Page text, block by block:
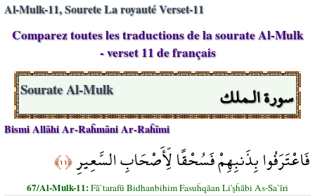
Al-Mulk-11, Sourete La royauté Verset-11
Comparez toutes les traductions de la sourate Al-Mulk
- verset 11 de français
سورة الـملك Sourate Al-Mulk
Bismi Allāhi Ar-Raĥmāni Ar-Raĥīmi
فَاعْتَرَفُوا بِذَنبِهِمْ فَسُحْقًا لِّأَصْحَابِ السَّعِيرِ﴿١١﴾
67/Al-Mulk-11:Fā`tarafū Bidhanbihim Fasuĥqāan Li'şĥābi As-Sa`īri